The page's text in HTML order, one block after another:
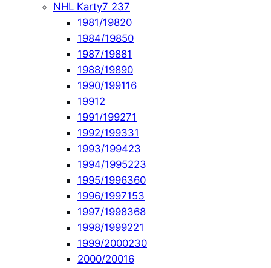
NHL Karty7 237
1981/19820
1984/19850
1987/19881
1988/19890
1990/199116
19912
1991/199271
1992/199331
1993/199423
1994/1995223
1995/1996360
1996/1997153
1997/1998368
1998/1999221
1999/2000230
2000/20016